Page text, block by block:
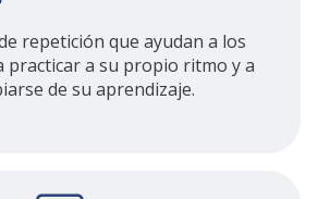
repetición que ayudan a los
practicar a su propio ritmo y a
de su aprendizaje.